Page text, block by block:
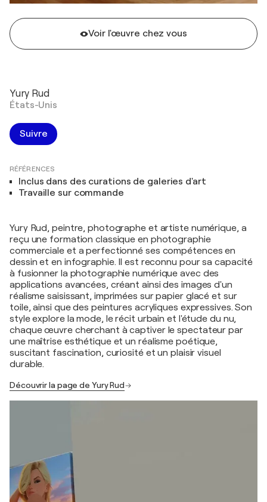
Voir l'œuvre chez vous
Yury Rud
États-Unis
Suivre
RÉFÉRENCES
Inclus dans des curations de galeries d'art
Travaille sur commande
Yury Rud, peintre, photographe et artiste numérique, a
reçu une formation classique en photographie
commerciale et a perfectionné ses compétences en
dessin et en infographie. Il est reconnu pour sa capacité
à fusionner la photographie numérique avec des
applications avancées, créant ainsi des images d'un
réalisme saisissant, imprimées sur papier glacé et sur
toile, ainsi que des peintures acryliques expressives. Son
style explore la mode, le récit urbain et l'étude du nu,
chaque œuvre cherchant à captiver le spectateur par
une maîtrise esthétique et un réalisme poétique,
suscitant fascination, curiosité et un plaisir visuel
durable.
Découvrir la page de Yury Rud